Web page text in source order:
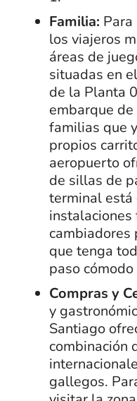
Familia:
los viajeros
áreas de
situadas en
de la Planta
embarque
familias que
propios
aeropuerto
de sillas de
terminal está
cambiadores
que tenga
paso
Compras y
y
Santiago
combinación
gallegos.